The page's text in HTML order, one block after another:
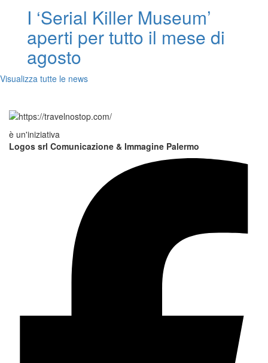
I ‘Serial Killer Museum’
aperti per tutto il mese di
agosto
Visualizza tutte le news
è un'iniziativa
Logos srl Comunicazione & Immagine Palermo